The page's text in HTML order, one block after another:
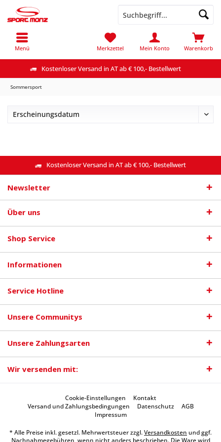
Kostenloser Versand in AT ab € 100,- Bestellwert
Menü Warenkorb
Merkzettel Mein Konto
Sommersport
Kostenloser Versand in AT ab € 100,- Bestellwert
Newsletter
Über uns
Shop Service
Informationen
Service Hotline
Unsere Communitys
Unsere Zahlungsarten
Wir versenden mit:
Cookie-Einstellungen
Kontakt
Versand und Zahlungsbedingungen
Datenschutz
AGB
Impressum
* Alle Preise inkl. gesetzl. Mehrwertsteuer zzgl.Versandkosten und ggf.
Nachnahmegebühren, wenn nicht anders beschrieben. Die Ware wird